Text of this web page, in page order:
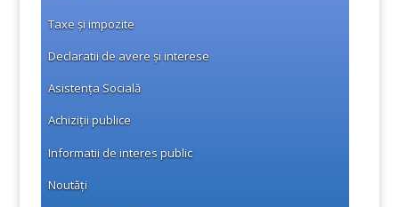
Taxe și impozite
Declaratii de avere și interese
Asistența Socială
Achiziții publice
Informatii de interes public
Noutăți